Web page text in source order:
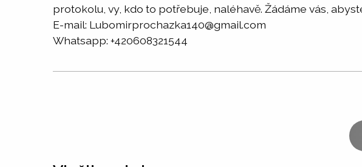
protokolu, vy, kdo to potřebuje, naléhavě. Žádáme vás,
E-mail: Lubomirprochazka140@gmail.com
Whatsapp: +420608321544